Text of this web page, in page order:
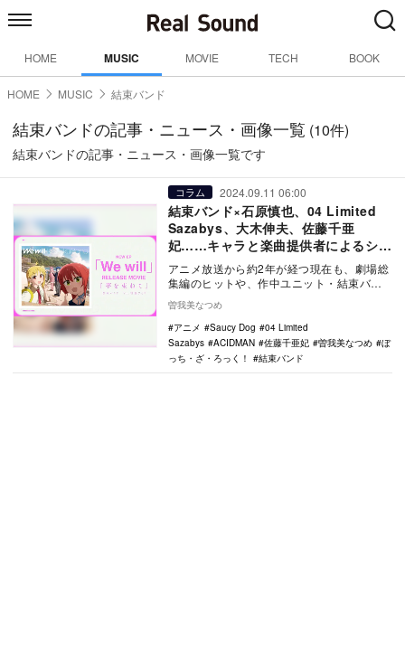
HOME MUSIC MOVIE TECH BOOK
HOME MUSIC 結束バンド
結束バンドの記事・ニュース・画像一覧 (10件)
結束バンドの記事・ニュース・画像一覧です
コラム 2024.09.11 06:00
結束バンド×石原慎也、04 Limited
Sazabys、大木伸夫、佐藤千亜
妃……キャラと楽曲提供者によるシナ
ジー
アニメ放送から約2年が経つ現在も、劇場総
集編のヒットや、作中ユニット・結束バン
ドの夏フェス出演など、なにかと話題に事
欠かない『ぼ…
曽我美なつめ
アニメ
Saucy Dog
04 Limited
Sazabys
ACIDMAN 佐藤千亜妃 曽我美なつめ
ぼ
っち・ざ・ろっく！
結束バンド